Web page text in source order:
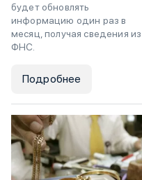
будет обновлять
информацию один раз в
месяц, получая сведения из
ФНС.
Подробнее